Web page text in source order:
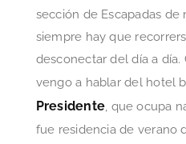
sección de Escapadas
siempre hay que
desconectar del día a
vengo a hablar del hotel
Presidente, que ocupa
fue residencia de verano